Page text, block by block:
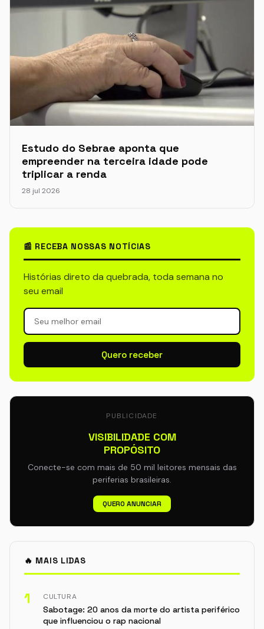
Estudo do Sebrae aponta que
empreender na terceira idade pode
triplicar a renda
28 jul 2026
📰 RECEBA NOSSAS NOTÍCIAS
Histórias direto da quebrada, toda semana no
seu email
Quero receber
PUBLICIDADE
VISIBILIDADE COM
PROPÓSITO
Conecte-se com mais de 50 mil leitores mensais das
periferias brasileiras.
QUERO ANUNCIAR
🔥 MAIS LIDAS
1 CULTURA
Sabotage: 20 anos da morte do artista periférico
que influenciou o rap nacional